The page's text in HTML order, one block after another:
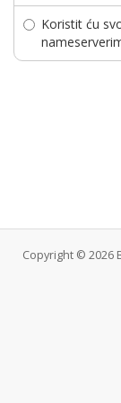
Koristit ću
Copyright © 2026